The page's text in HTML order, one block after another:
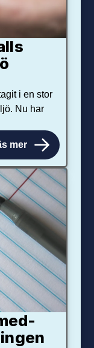
i en stor
Nu har
mer